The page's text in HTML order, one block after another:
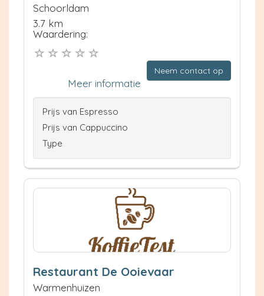
Schoorldam
3.7 km
Waardering:
Neem contact op
Meer informatie
Prijs van Espresso
Prijs van Cappuccino
Type
Restaurant De Ooievaar
Warmenhuizen